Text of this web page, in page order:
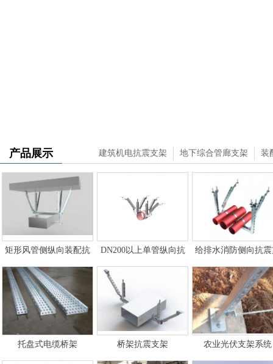
产品展示 装
地下综合管廊支架
建筑机电抗震支架
矩形风管侧纵向装配抗
震支架
DN200以上单管纵向抗
震支架
给排水消防侧向抗
架详细介绍
托盘式电缆桥架 桥架抗震支架 农业光伏支架系统